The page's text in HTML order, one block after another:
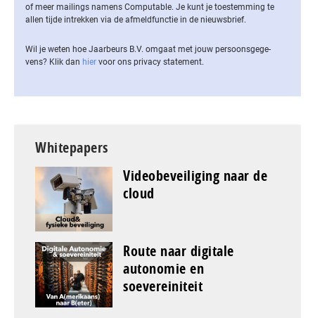
of meer mailings namens Computable. Je kunt je toestemming te
allen tijde intrekken via de af­meld­func­tie in de nieuwsbrief.
Wil je weten hoe Jaarbeurs B.V. omgaat met jouw per­soons­ge­ge­
vens? Klik dan hier voor ons privacy statement.
Whitepapers
Videobeveiliging naar de
cloud
Route naar digitale
autonomie en
soevereiniteit